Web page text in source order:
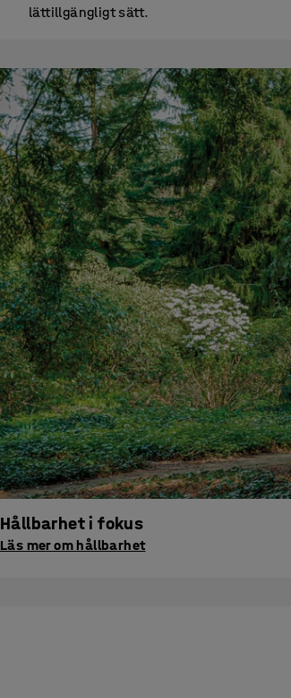
lättillgängligt sätt.
Hållbarhet i fokus
Läs mer om hållbarhet